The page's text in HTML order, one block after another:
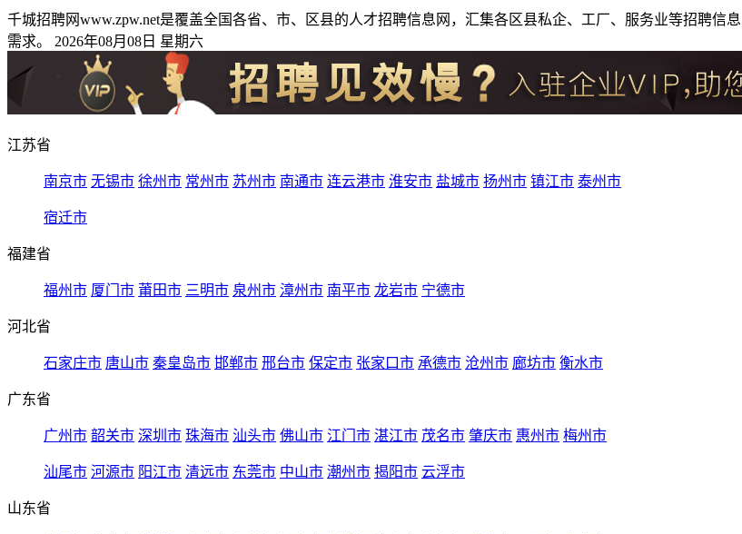
千城招聘网www.zpw.net是覆盖全国各省、市、区县的人才招聘信息网，汇集各区县私企、工厂、服务业等招聘
需求。 2026年08月08日 星期六
江苏省
南京市 无锡市 徐州市 常州市 苏州市 南通市 连云港市 淮安市 盐城市 扬州市 镇江市 泰州市
宿迁市
福建省
福州市 厦门市 莆田市 三明市 泉州市 漳州市 南平市 龙岩市 宁德市
河北省
石家庄市 唐山市 秦皇岛市 邯郸市 邢台市 保定市 张家口市 承德市 沧州市 廊坊市 衡水市
广东省
广州市 韶关市 深圳市 珠海市 汕头市 佛山市 江门市 湛江市 茂名市 肇庆市 惠州市 梅州市
汕尾市 河源市 阳江市 清远市 东莞市 中山市 潮州市 揭阳市 云浮市
山东省